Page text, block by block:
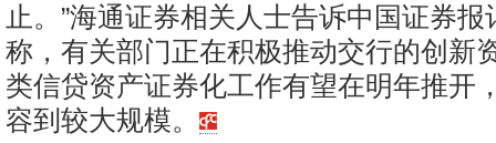
止。”海通证券相关人士告诉中国证券
称，有关部门正在积极推动交行的创新
类信贷资产证券化工作有望在明年推开
容到较大规模。